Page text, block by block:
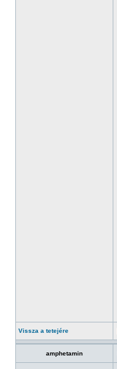
Vissza a tetejére
amphetamin